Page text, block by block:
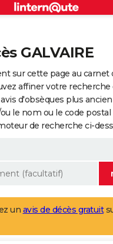
GALVAIRE
sur cette page au carnet
affiner votre
d'obsèques plus
le nom ou le code postal
de recherche ci-
un avis de décès gratuit